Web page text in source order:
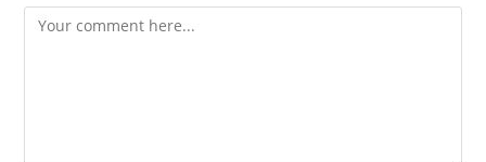
Comment